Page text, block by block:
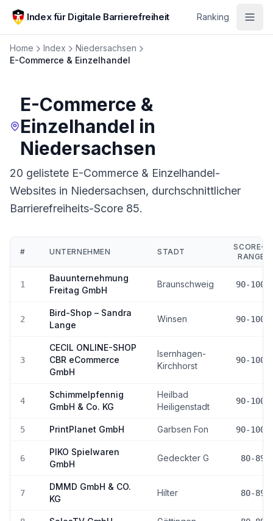
Zum Hauptinhalt springen
Index für Digitale Barrierefreiheit Ranking
Home Index
Niedersachsen
E-Commerce & Einzelhandel
E-Commerce &
Einzelhandel in
Niedersachsen
20 gelistete E-Commerce & Einzelhandel-
Websites in Niedersachsen, durchschnittlicher
Barrierefreiheits-Score 85.
E-Commerce & Einzelhandel
# UNTERNEHMEN STADT
SCORE-
RANGE
1
Bauunternehmung
Freitag GmbH
Braunschweig 90-100
2
Bird-Shop – Sandra
Lange
Winsen 90-100
3
CECIL ONLINE-SHOP
CBR eCommerce
GmbH
Isernhagen-
Kirchhorst
90-100
4
Schimmelpfennig
GmbH & Co. KG
Heilbad
Heiligenstadt
90-100
5 PrintPlanet GmbH Garbsen Fon 90-100
6
PIKO Spielwaren
GmbH
Gedeckter G 80-89
7
DMMD GmbH & CO.
KG
Hilter 80-89